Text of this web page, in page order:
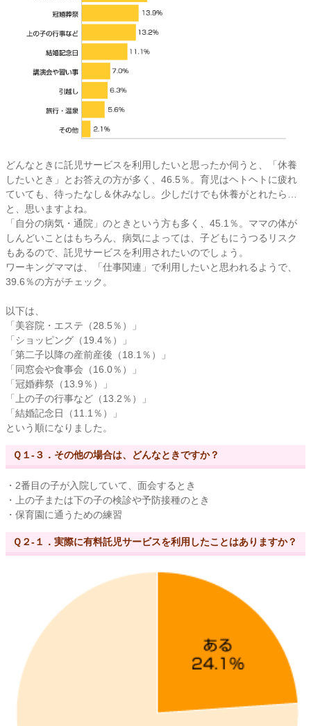
どんなときに託児サービスを利用したいと思ったか伺うと、「休養
したいとき」とお答えの方が多く、46.5％。育児はヘトヘトに疲れ
ていても、待ったなし＆休みなし。少しだけでも休養がとれたら…
と、思いますよね。
「自分の病気・通院」のときという方も多く、45.1％。ママの体が
しんどいことはもちろん、病気によっては、子どもにうつるリスク
もあるので、託児サービスを利用されたいのでしょう。
ワーキングママは、「仕事関連」で利用したいと思われるようで、
39.6％の方がチェック。
以下は、
「美容院・エステ（28.5％）」
「ショッピング（19.4％）」
「第二子以降の産前産後（18.1％）」
「同窓会や食事会（16.0％）」
「冠婚葬祭（13.9％）」
「上の子の行事など（13.2％）」
「結婚記念日（11.1％）」
という順になりました。
Ｑ１-３．その他の場合は、どんなときですか？
・2番目の子が入院していて、面会するとき
・上の子または下の子の検診や予防接種のとき
・保育園に通うための練習
Ｑ２-１．実際に有料託児サービスを利用したことはありますか？